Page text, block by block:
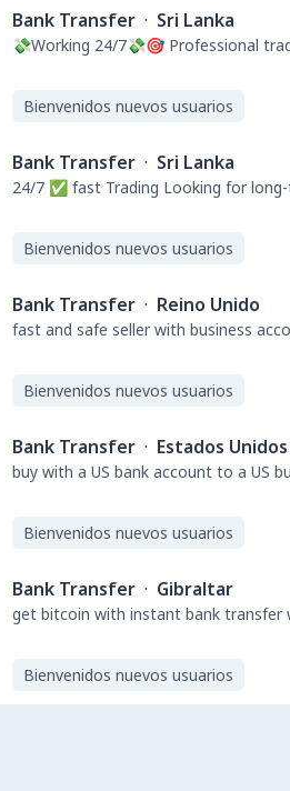
Bank Transfer · Sri Lanka
💸Working 24/7💸🎯 Professional
Bienvenidos nuevos usuarios
Bank Transfer · Sri Lanka
24/7 ✅ fast Trading Looking for
Bienvenidos nuevos usuarios
Bank Transfer · Reino Unido
fast and safe seller with business
Bienvenidos nuevos usuarios
Bank Transfer · Estados Unidos
buy with a US bank account to a US
Bienvenidos nuevos usuarios
Bank Transfer · Gibraltar
get bitcoin with instant bank transfer
Bienvenidos nuevos usuarios